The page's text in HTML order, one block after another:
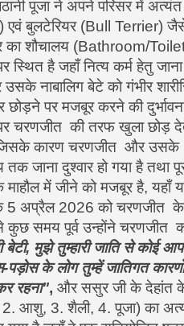
पूजा ने अपने परिसर में
बुलटेरियर (Bull Terrier)
शौचालय (Bathroom/
है जहाँ नित्य कर्म हेतु जाना
नाबालिग बेटे को गंभीर
पर मजबूर करने की
पर चरणजीत की तरफ खुला छोड़
कारण चरणजीत और उसके
तक जाना दुश्वार हो गया है तथा
में जीने को मजबूर है, यहाँ
5 अप्रैल 2026 को चरणजीत के
कुछ समय पूर्व उन्होंने चरणजीत
बेटी, मुझे तुम्हारी जाति से कोई
के लोग तुम्हें जातिगत
रहना", और ससुर जी के देहांत
2. आशु, 3. शैली, 4. पूजा) का